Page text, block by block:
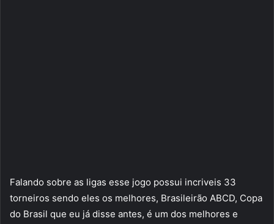
Falando sobre as ligas esse jogo possui incriveis 33
torneiros sendo eles os melhores, Brasileirão ABCD, Copa
do Brasil que eu já disse antes, é um dos melhores e